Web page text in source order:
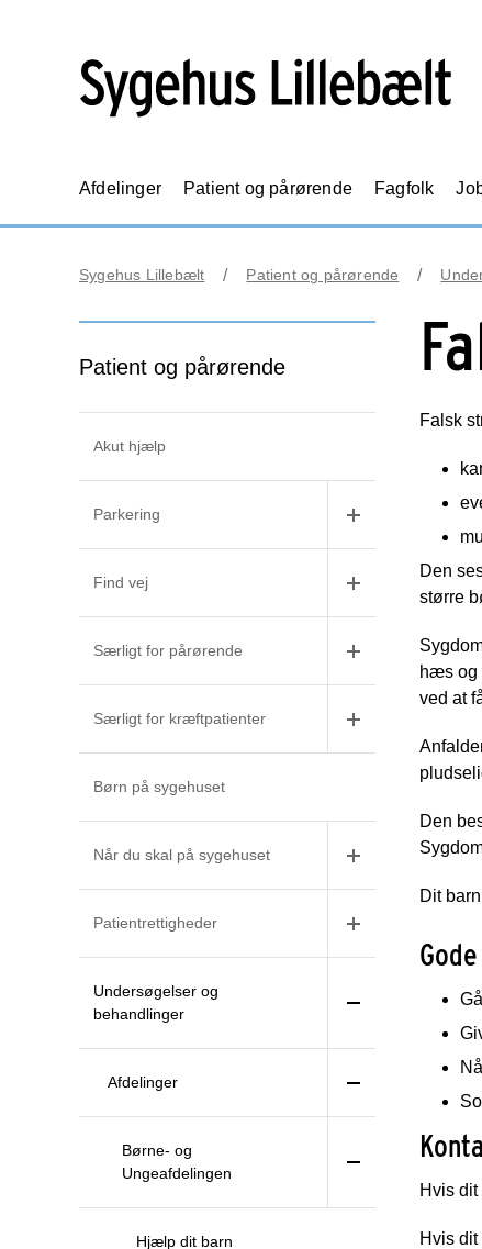
Afdelinger Patient og pårørende Fagfolk
Sygehus Lillebælt Patient og pårørende
Patient og pårørende
Akut hjælp
Parkering
Find vej
Særligt for pårørende
Særligt for kræftpatienter
Børn på sygehuset
Når du skal på sygehuset
Patientrettigheder
Undersøgelser og
behandlinger
Afdelinger
Børne- og
Ungeafdelingen
Hjælp dit barn
Falsk
Den
større
hæs og
ved at
Den
Dit
Hvis
Hvis